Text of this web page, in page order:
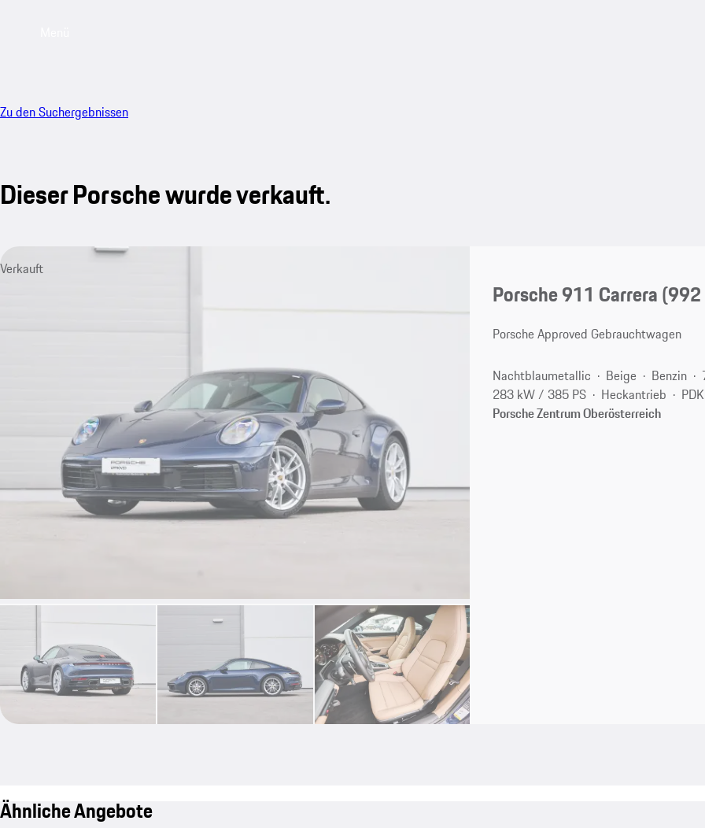
Zu den Suchergebnissen
Dieser Porsche wurde verkauft.
Verkauft
Porsche 911 Carrera
Porsche Approved Gebrauchtwagen
Nachtblaumetallic Beige Benzin
283 kW / 385 PS
Heckantrieb
Porsche Zentrum Oberösterreich
Ähnliche Angebote